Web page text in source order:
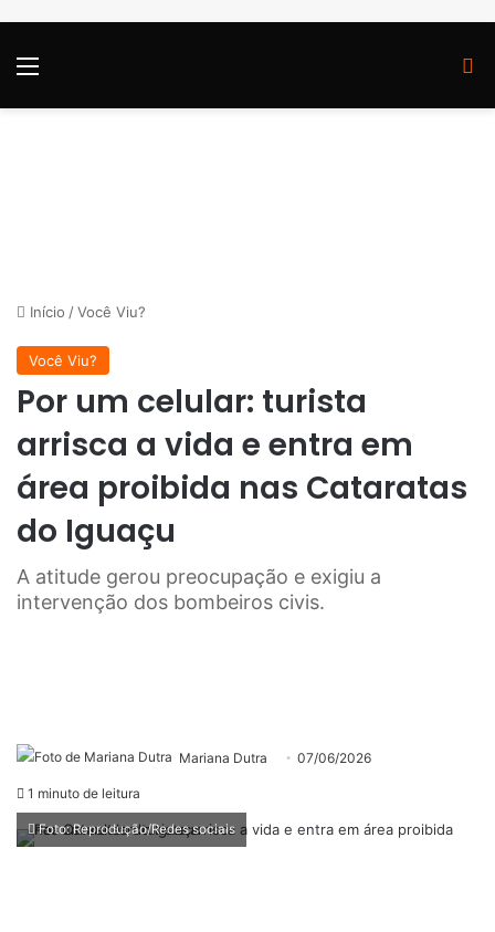
Início /Você Viu?
Você Viu?
Por um celular: turista
arrisca a vida e entra em
área proibida nas Cataratas
do Iguaçu
A atitude gerou preocupação e exigiu a
intervenção dos bombeiros civis.
Mariana Dutra 07/06/2026
1 minuto de leitura
Foto: Reprodução/Redes sociais